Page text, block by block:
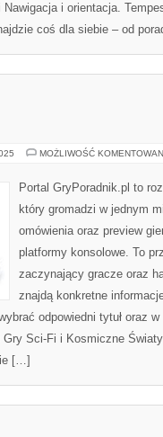
i orientacja.
coś dla siebie – od
MOŻLIWOŚĆ
Portal GryPoradnik.pl to
który gromadzi w jednym
omówienia oraz preview
platformy konsolowe. To
zaczynający gracze oraz
znajdą konkretne
odpowiedni tytuł oraz
Sci-Fi i Kosmiczne
[…]